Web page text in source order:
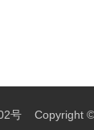
号 Copyright